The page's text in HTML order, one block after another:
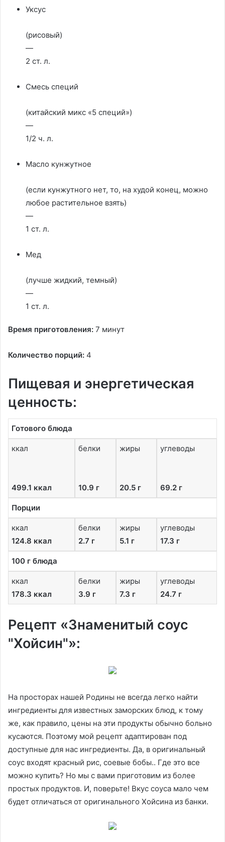
Уксус
(рисовый)
—
2 ст. л.
Смесь специй
(китайский микс «5 специй»)
—
1/2 ч. л.
Масло кунжутное
(если кунжутного нет, то, на худой конец, можно
любое растительное взять)
—
1 ст. л.
Мед
(лучше жидкий, темный)
—
1 ст. л.
Время приготовления: 7 минут
Количество порций: 4
Пищевая и энергетическая
ценность:
Готового блюда
ккал
499.1 ккал
белки
10.9 г
жиры
20.5 г
углеводы
69.2 г
Порции
ккал
124.8 ккал
белки
2.7 г
жиры
5.1 г
углеводы
17.3 г
100 г блюда
ккал
178.3 ккал
белки
3.9 г
жиры
7.3 г
углеводы
24.7 г
Рецепт «Знаменитый соус
"Хойсин"»:
На просторах нашей Родины не всегда легко найти
ингредиенты для известных заморских блюд, к тому
же, как правило, цены на эти продукты обычно больно
кусаются. Поэтому мой рецепт адаптирован под
доступные для нас ингредиенты. Да, в оригинальный
соус входят красный рис, соевые бобы.. Где это все
можно купить? Но мы с вами приготовим из более
простых продуктов. И, поверьте! Вкус соуса мало чем
будет отличаться от оригинального Хойсина из банки.